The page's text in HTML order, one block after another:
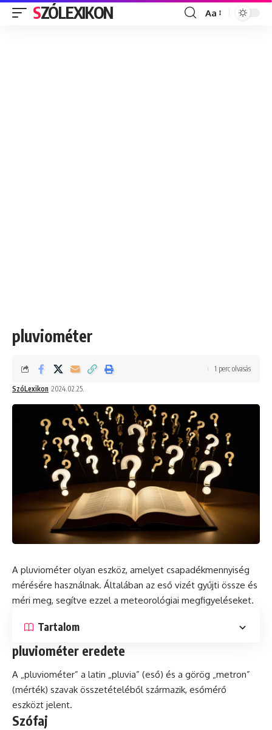
SZÓLEXIKON
Font
Aa
pluviométer
SzóLexikon 2024.02.25.
1 perc olvasás
A pluviométer olyan eszköz, amelyet csapadékmennyiség
mérésére használnak. Általában az eső vizét gyűjti össze és
méri meg, segítve ezzel a meteorológiai megfigyeléseket.
Tartalom
pluviométer eredete
A „pluviométer” a latin „pluvia” (eső) és a görög „metron”
(mérték) szavak összetételéből származik, esőmérő
eszközt jelent.
Szófaj